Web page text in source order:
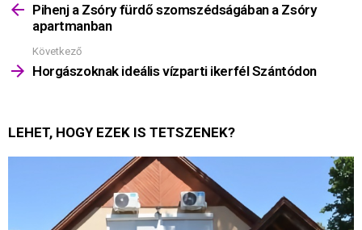
többetPihenj a Zsóry fürdő szomszédságában a Zsóry
apartmanban
Következő
Horgászoknak ideális vízparti ikerfél Szántódon
LEHET, HOGY EZEK IS TETSZENEK?